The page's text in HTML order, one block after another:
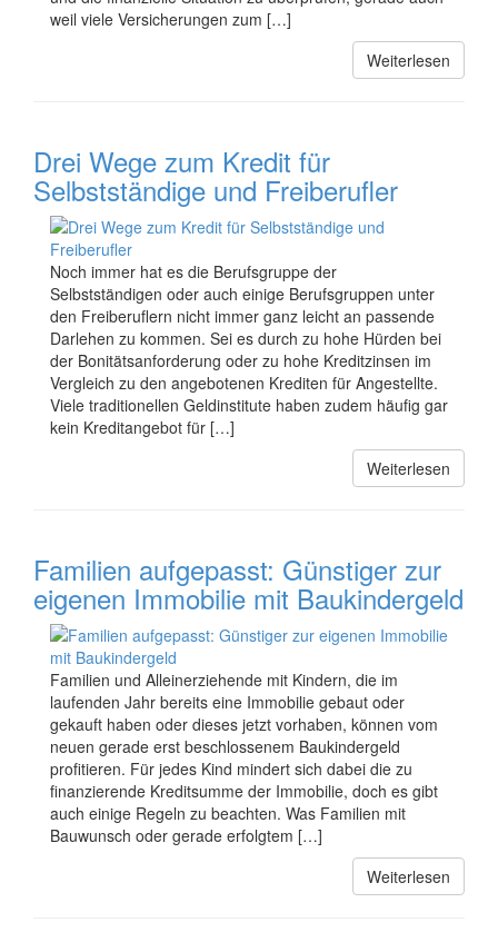
weil viele Versicherungen zum […]
Weiterlesen
Drei Wege zum Kredit für
Selbstständige und Freiberufler
Noch immer hat es die Berufsgruppe der
Selbstständigen oder auch einige Berufsgruppen unter
den Freiberuflern nicht immer ganz leicht an passende
Darlehen zu kommen. Sei es durch zu hohe Hürden bei
der Bonitätsanforderung oder zu hohe Kreditzinsen im
Vergleich zu den angebotenen Krediten für Angestellte.
Viele traditionellen Geldinstitute haben zudem häufig gar
kein Kreditangebot für […]
Weiterlesen
Familien aufgepasst: Günstiger zur
eigenen Immobilie mit Baukindergeld
Familien und Alleinerziehende mit Kindern, die im
laufenden Jahr bereits eine Immobilie gebaut oder
gekauft haben oder dieses jetzt vorhaben, können vom
neuen gerade erst beschlossenem Baukindergeld
profitieren. Für jedes Kind mindert sich dabei die zu
finanzierende Kreditsumme der Immobilie, doch es gibt
auch einige Regeln zu beachten. Was Familien mit
Bauwunsch oder gerade erfolgtem […]
Weiterlesen